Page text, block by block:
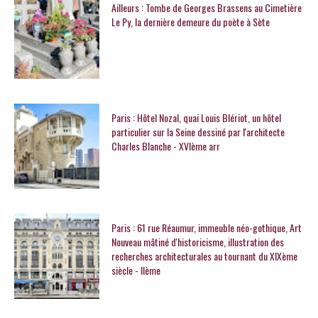
Ailleurs : Tombe de Georges Brassens au Cimetière
Le Py, la dernière demeure du poète à Sète
Paris : Hôtel Nozal, quai Louis Blériot, un hôtel
particulier sur la Seine dessiné par l'architecte
Charles Blanche - XVIème arr
Paris : 61 rue Réaumur, immeuble néo-gothique, Art
Nouveau mâtiné d'historicisme, illustration des
recherches architecturales au tournant du XIXème
siècle - IIème